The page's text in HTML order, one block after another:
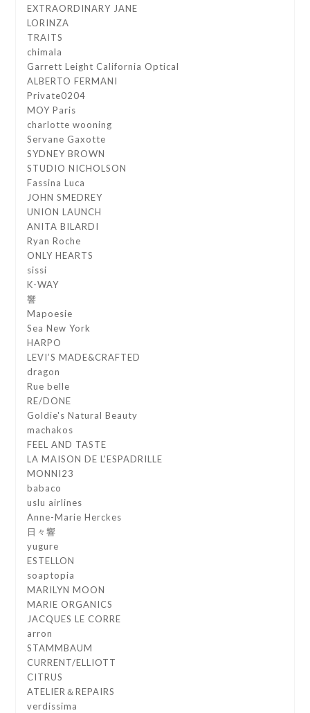
EXTRAORDINARY JANE
LORINZA
TRAITS
chimala
Garrett Leight California Optical
ALBERTO FERMANI
Private0204
MOY Paris
charlotte wooning
Servane Gaxotte
SYDNEY BROWN
STUDIO NICHOLSON
Fassina Luca
JOHN SMEDREY
UNION LAUNCH
ANITA BILARDI
Ryan Roche
ONLY HEARTS
sissi
K-WAY
響
Mapoesie
Sea New York
HARPO
LEVI’S MADE&CRAFTED
dragon
Rue belle
RE/DONE
Goldie's Natural Beauty
machakos
FEEL AND TASTE
LA MAISON DE L'ESPADRILLE
MONNI23
babaco
uslu airlines
Anne-Marie Herckes
日々響
yugure
ESTELLON
soaptopia
MARILYN MOON
MARIE ORGANICS
JACQUES LE CORRE
arron
STAMMBAUM
CURRENT/ELLIOTT
CITRUS
ATELIER＆REPAIRS
verdissima